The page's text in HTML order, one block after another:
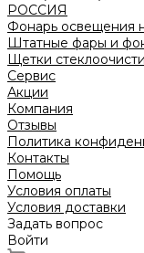
РОССИЯ
Фонарь освещения
Штатные фары и
Щетки
Сервис
Акции
Компания
Отзывы
Политика
Контакты
Помощь
Условия оплаты
Условия доставки
Задать вопрос
Войти